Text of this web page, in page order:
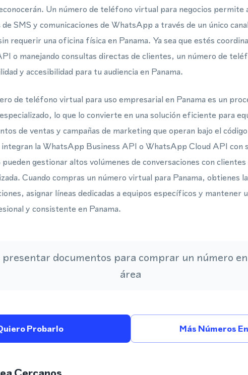
Un número de teléfono virtual para negocios permite
de SMS y comunicaciones de WhatsApp a través de un único
requerir una oficina física en Panama. Ya sea que estés
o manejando consultas directas de clientes, un número de
y accesibilidad para tu audiencia en Panama.
de teléfono virtual para uso empresarial en Panama es un
lo que lo convierte en una solución eficiente para
de ventas y campañas de marketing que operan bajo el
integran la WhatsApp Business API o WhatsApp Cloud API con
gestionar altos volúmenes de conversaciones con clientes
Cuando compras un número virtual para Panama, obtienes
asignar líneas dedicadas a equipos específicos y mantener
y consistente en Panama.
documentos para comprar un número
área
Probarlo Más Números